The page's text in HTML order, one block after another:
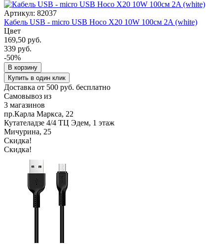
Артикул: 82037
Кабель USB - micro USB Hoco X20 10W 100см 2A (white)
Цвет
169,50 руб.
339 руб.
-50%
В корзину
Купить в один клик
Доставка от 500 руб. бесплатно
Самовывоз из
3 магазинов
пр.Карла Маркса, 22
Кутателадзе 4/4 ТЦ Эдем, 1 этаж
Мичурина, 25
Скидка!
Скидка!